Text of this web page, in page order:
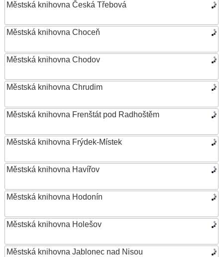
Městská knihovna Česká Třebová
Městská knihovna Choceň
Městská knihovna Chodov
Městská knihovna Chrudim
Městská knihovna Frenštát pod Radhoštěm
Městská knihovna Frýdek-Místek
Městská knihovna Havířov
Městská knihovna Hodonín
Městská knihovna Holešov
Městská knihovna Jablonec nad Nisou